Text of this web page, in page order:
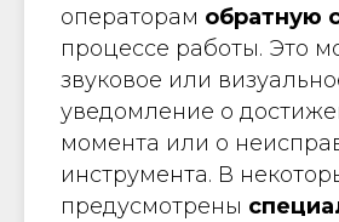
операторам обратную
процессе работы. Это
звуковое или
уведомление о
момента или о
инструмента. В
предусмотрены